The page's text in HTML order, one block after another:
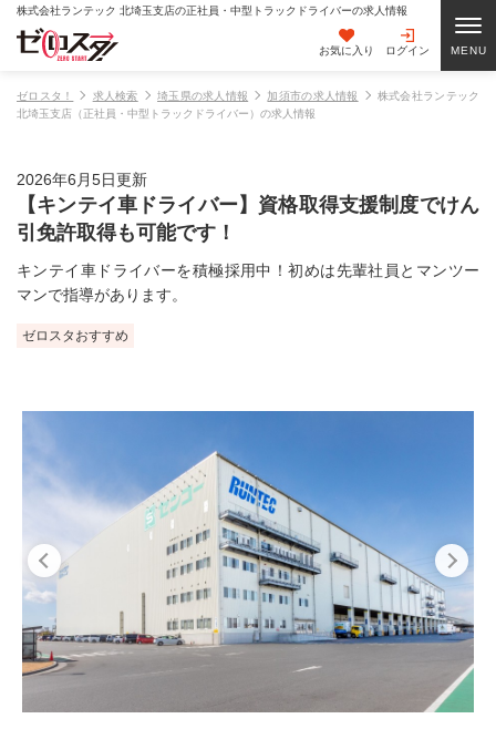
株式会社ランテック 北埼玉支店の正社員・中型トラックドライバーの求人情報
お気に入り ログイン
ゼロスタ！ 求人検索 埼玉県の求人情報 加須市の求人情報
株式会社ランテック
北埼玉支店（正社員・中型トラックドライバー）の求人情報
2026年6月5日更新
【キンテイ車ドライバー】資格取得支援制度でけん
引免許取得も可能です！
キンテイ車ドライバーを積極採用中！初めは先輩社員とマンツー
マンで指導があります。
ゼロスタおすすめ